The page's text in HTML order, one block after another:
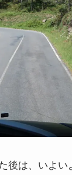
後は、いよい